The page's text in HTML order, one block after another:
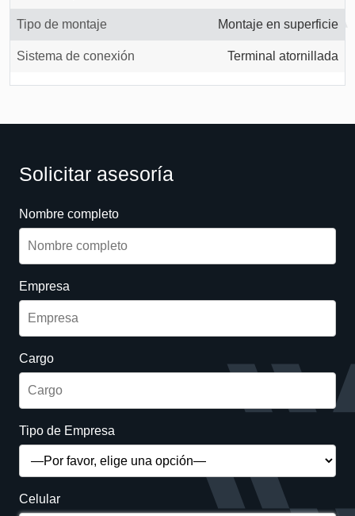
Tipo de montaje Montaje en superficie
Sistema de conexión Terminal atornillada
Solicitar asesoría
Nombre completo
Empresa
Cargo
Tipo de Empresa
Celular